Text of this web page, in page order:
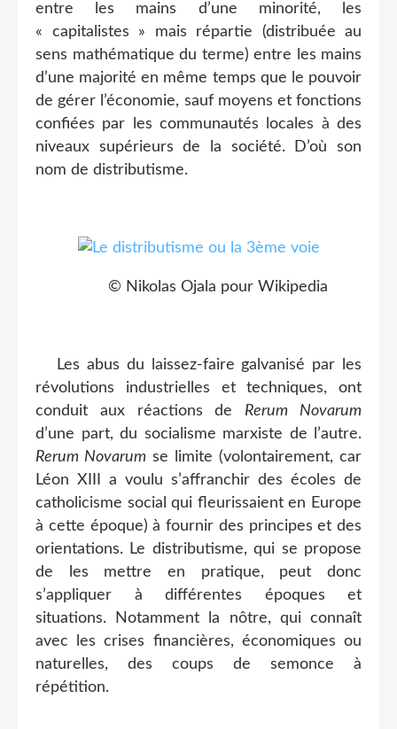
entre les mains d’une minorité, les
« capitalistes » mais répartie (distribuée au
sens mathématique du terme) entre les mains
d’une majorité en même temps que le pouvoir
de gérer l’économie, sauf moyens et fonctions
confiées par les communautés locales à des
niveaux supérieurs de la société. D’où son
nom de distributisme.
© Nikolas Ojala pour Wikipedia
Les abus du laissez-faire galvanisé par les
révolutions industrielles et techniques, ont
conduit aux réactions de Rerum Novarum
d’une part, du socialisme marxiste de l’autre.
Rerum Novarum se limite (volontairement, car
Léon XIII a voulu s’affranchir des écoles de
catholicisme social qui fleurissaient en Europe
à cette époque) à fournir des principes et des
orientations. Le distributisme, qui se propose
de les mettre en pratique, peut donc
s’appliquer à différentes époques et
situations. Notamment la nôtre, qui connaît
avec les crises financières, économiques ou
naturelles, des coups de semonce à
répétition.